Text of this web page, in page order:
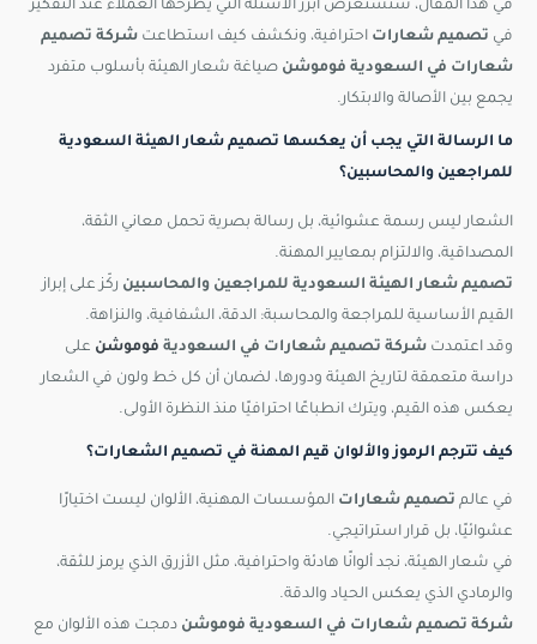
في هذا المقال، سنستعرض أبرز الأسئلة التي يطرحها العملاء عند التفكير
في تصميم شعارات احترافية، ونكشف كيف استطاعت شركة تصميم
شعارات في السعودية فوموشن صياغة شعار الهيئة بأسلوب متفرد
يجمع بين الأصالة والابتكار.
ما الرسالة التي يجب أن يعكسها تصميم شعار الهيئة السعودية
للمراجعين والمحاسبين؟
الشعار ليس رسمة عشوائية، بل رسالة بصرية تحمل معاني الثقة،
المصداقية، والالتزام بمعايير المهنة.
تصميم شعار الهيئة السعودية للمراجعين والمحاسبين ركّز على إبراز
القيم الأساسية للمراجعة والمحاسبة: الدقة، الشفافية، والنزاهة.
وقد اعتمدت شركة تصميم شعارات في السعودية فوموشن على
دراسة متعمقة لتاريخ الهيئة ودورها، لضمان أن كل خط ولون في الشعار
يعكس هذه القيم، ويترك انطباعًا احترافيًا منذ النظرة الأولى.
كيف تترجم الرموز والألوان قيم المهنة في تصميم الشعارات؟
في عالم تصميم شعارات المؤسسات المهنية، الألوان ليست اختيارًا
عشوائيًا، بل قرار استراتيجي.
في شعار الهيئة، نجد ألوانًا هادئة واحترافية، مثل الأزرق الذي يرمز للثقة،
والرمادي الذي يعكس الحياد والدقة.
شركة تصميم شعارات في السعودية فوموشن دمجت هذه الألوان مع